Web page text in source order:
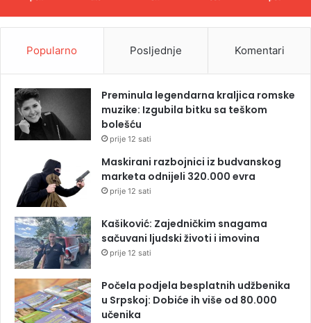
Popularno Posljednje Komentari
Preminula legendarna kraljica romske
muzike: Izgubila bitku sa teškom
bolešću
prije 12 sati
Maskirani razbojnici iz budvanskog
marketa odnijeli 320.000 evra
prije 12 sati
Kašiković: Zajedničkim snagama
sačuvani ljudski životi i imovina
prije 12 sati
Počela podjela besplatnih udžbenika
u Srpskoj: Dobiće ih više od 80.000
učenika